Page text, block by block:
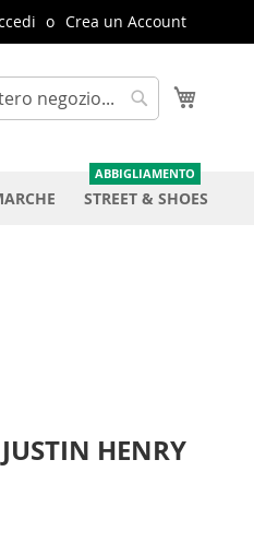
Crea un Account
STREET & SHOES
HENRY